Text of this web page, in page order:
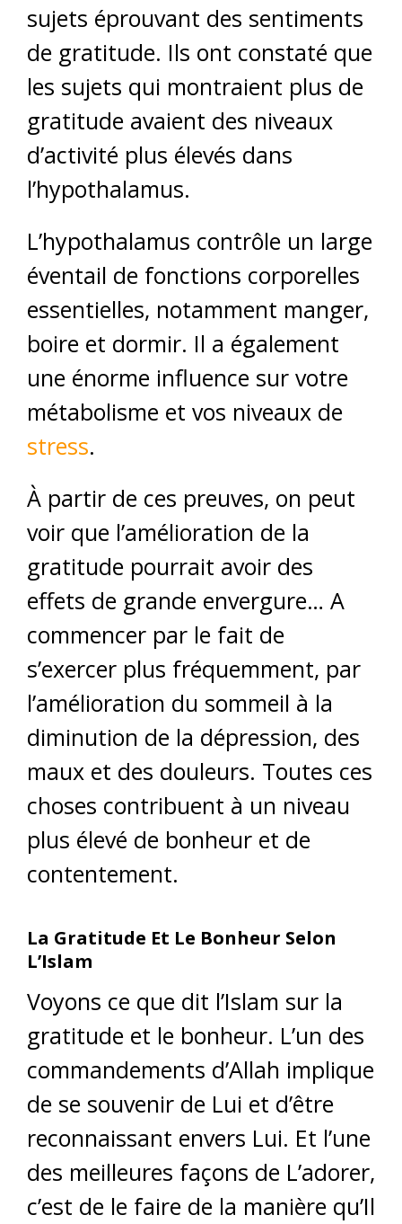
sujets éprouvant des sentiments
de gratitude. Ils ont constaté que
les sujets qui montraient plus de
gratitude avaient des niveaux
d’activité plus élevés dans
l’hypothalamus.
L’hypothalamus contrôle un large
éventail de fonctions corporelles
essentielles, notamment manger,
boire et dormir. Il a également
une énorme influence sur votre
métabolisme et vos niveaux de
stress.
À partir de ces preuves, on peut
voir que l’amélioration de la
gratitude pourrait avoir des
effets de grande envergure… A
commencer par le fait de
s’exercer plus fréquemment, par
l’amélioration du sommeil à la
diminution de la dépression, des
maux et des douleurs. Toutes ces
choses contribuent à un niveau
plus élevé de bonheur et de
contentement.
La Gratitude Et Le Bonheur Selon
L’Islam
Voyons ce que dit l’Islam sur la
gratitude et le bonheur. L’un des
commandements d’Allah implique
de se souvenir de Lui et d’être
reconnaissant envers Lui. Et l’une
des meilleures façons de L’adorer,
c’est de le faire de la manière qu’Il